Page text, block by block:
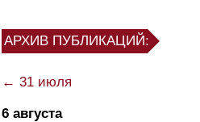
АРХИВ ПУБЛИКАЦИЙ:
← 31 июля
6 августа